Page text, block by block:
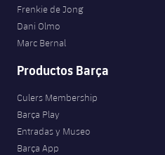
Frenkie de Jong
Dani Olmo
Marc Bernal
Productos Barça
Culers Membership
Barça Play
Entradas y Museo
Barça App